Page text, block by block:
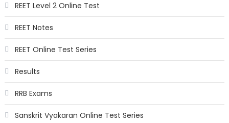
REET Level 2 Online Test
REET Notes
REET Online Test Series
Results
RRB Exams
Sanskrit Vyakaran Online Test Series